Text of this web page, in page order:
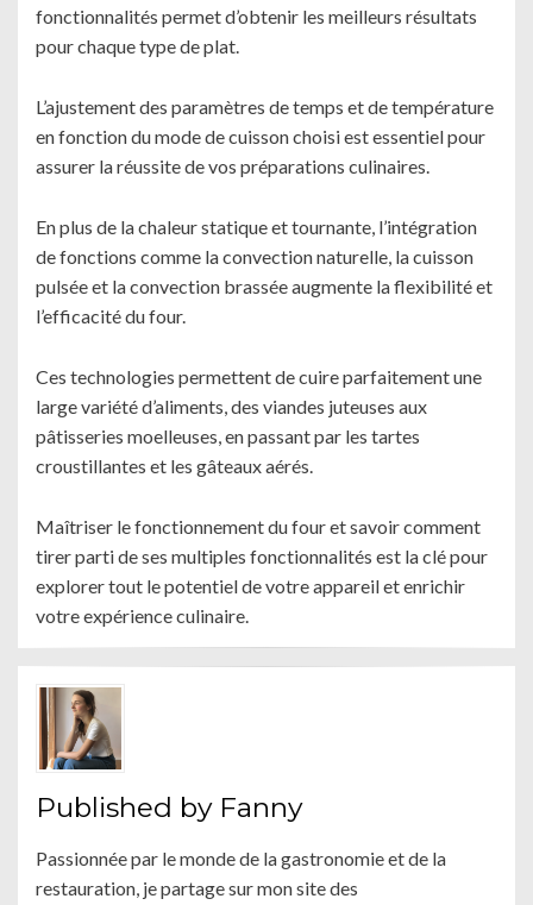
fonctionnalités permet d’obtenir les meilleurs résultats
pour chaque type de plat.
L’ajustement des paramètres de temps et de température
en fonction du mode de cuisson choisi est essentiel pour
assurer la réussite de vos préparations culinaires.
En plus de la chaleur statique et tournante, l’intégration
de fonctions comme la convection naturelle, la cuisson
pulsée et la convection brassée augmente la flexibilité et
l’efficacité du four.
Ces technologies permettent de cuire parfaitement une
large variété d’aliments, des viandes juteuses aux
pâtisseries moelleuses, en passant par les tartes
croustillantes et les gâteaux aérés.
Maîtriser le fonctionnement du four et savoir comment
tirer parti de ses multiples fonctionnalités est la clé pour
explorer tout le potentiel de votre appareil et enrichir
votre expérience culinaire.
Published by Fanny
Passionnée par le monde de la gastronomie et de la
restauration, je partage sur mon site des